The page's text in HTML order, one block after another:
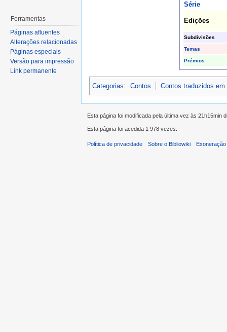
Série
Edições
Subdivisões
Temas
Prémios
Categorias: Contos Contos traduzidos em
Ferramentas
Páginas afluentes
Alterações relacionadas
Páginas especiais
Versão para impressão
Link permanente
Esta página foi modificada pela última vez às 21h15min
Esta página foi acedida 1 978 vezes.
Política de privacidade Sobre o Bibliowiki